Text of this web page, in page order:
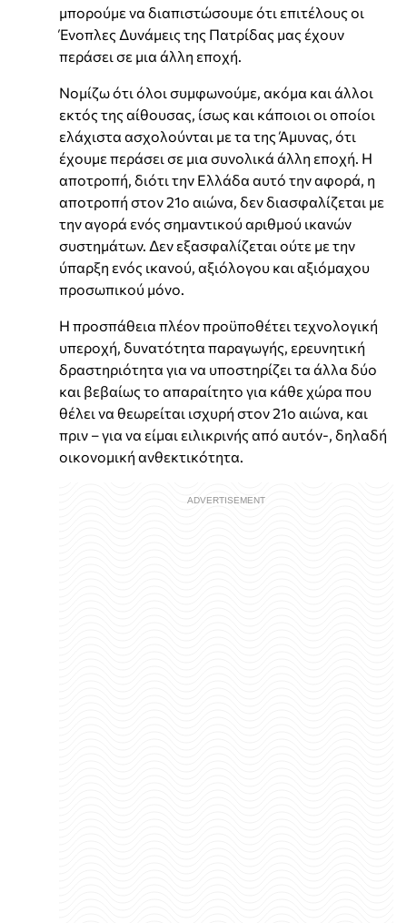
μπορούμε να διαπιστώσουμε ότι επιτέλους οι
Ένοπλες Δυνάμεις της Πατρίδας μας έχουν
περάσει σε μια άλλη εποχή.
Νομίζω ότι όλοι συμφωνούμε, ακόμα και άλλοι
εκτός της αίθουσας, ίσως και κάποιοι οι οποίοι
ελάχιστα ασχολούνται με τα της Άμυνας, ότι
έχουμε περάσει σε μια συνολικά άλλη εποχή. Η
αποτροπή, διότι την Ελλάδα αυτό την αφορά, η
αποτροπή στον 21ο αιώνα, δεν διασφαλίζεται με
την αγορά ενός σημαντικού αριθμού ικανών
συστημάτων. Δεν εξασφαλίζεται ούτε με την
ύπαρξη ενός ικανού, αξιόλογου και αξιόμαχου
προσωπικού μόνο.
Η προσπάθεια πλέον προϋποθέτει τεχνολογική
υπεροχή, δυνατότητα παραγωγής, ερευνητική
δραστηριότητα για να υποστηρίζει τα άλλα δύο
και βεβαίως το απαραίτητο για κάθε χώρα που
θέλει να θεωρείται ισχυρή στον 21ο αιώνα, και
πριν – για να είμαι ειλικρινής από αυτόν-, δηλαδή
οικονομική ανθεκτικότητα.